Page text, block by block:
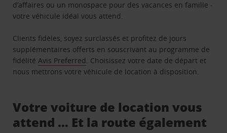
d’affaires ou un monospace pour des vacances en famille -
votre véhicule idéal vous attend.
Clients fidèles, soyez surclassés et profitez de jours
supplémentaires offerts en souscrivant au programme de
fidélitéAvis Preferred. Choisissez votre date de départ et
nous mettrons votre véhicule de location à disposition.
Votre voiture de location vous
attend … Et la route également